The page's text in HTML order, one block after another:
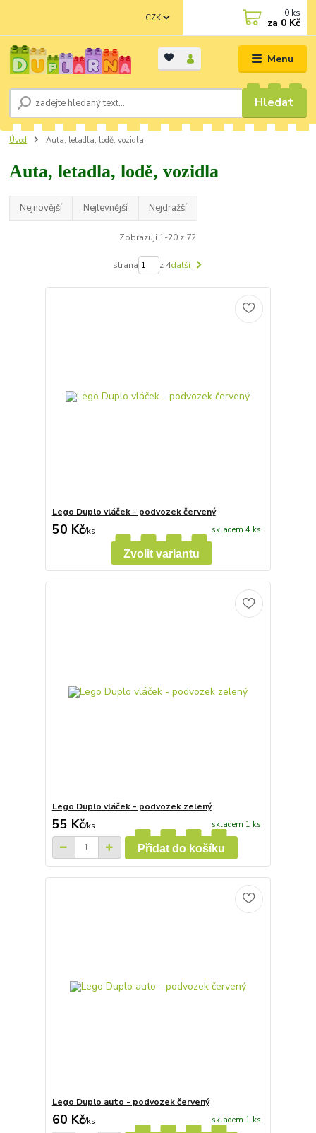
Menu
CZK
Hledat
0 ks
za 0 Kč
Úvod Auta, letadla, lodě, vozidla
Auta, letadla, lodě, vozidla
Nejnovější Nejlevnější Nejdražší
Zobrazuji 1-20 z 72
strana z 4další
Lego Duplo vláček - podvozek červený
50 Kč/ks skladem 4 ks
Zvolit variantu
Lego Duplo vláček - podvozek zelený
55 Kč/ks skladem 1 ks
Přidat do košíku
Lego Duplo auto - podvozek červený
60 Kč/ks skladem 1 ks